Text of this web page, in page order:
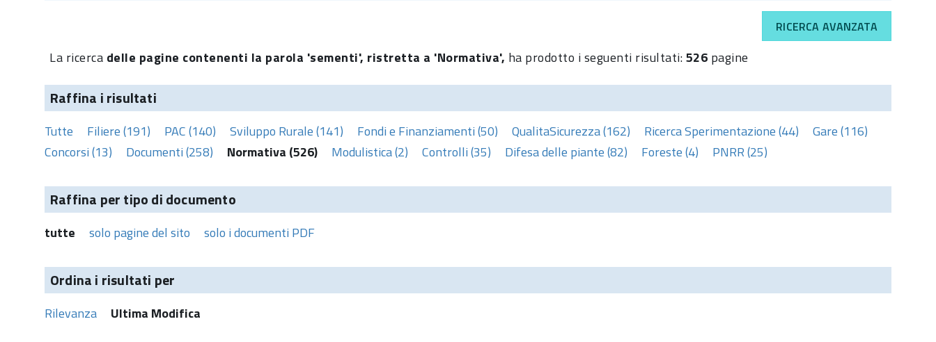
RICERCA AVANZATA
La ricerca delle pagine contenenti la parola 'sementi', ristretta a 'Normativa', ha prodotto i seguenti risultati:526 pagine
Raffina i risultati
Tutte Filiere (191) PAC (140) Sviluppo Rurale (141) Fondi e Finanziamenti (50) QualitaSicurezza (162) Ricerca Sperimentazione (44)
Gare (116)
Concorsi (13)
Documenti (258) Normativa (526) Modulistica (2) Controlli (35) Difesa delle piante (82) Foreste (4) PNRR (25)
Raffina per tipo di documento
tutte solo pagine del sito solo i documenti PDF
Ordina i risultati per
Rilevanza Ultima Modifica